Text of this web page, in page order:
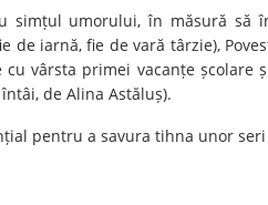
simțul umorului, în măsură să
iarnă, fie de vară târzie),
vârsta primei vacanțe școlare
de Alina Astăluș).
pentru a savura tihna unor